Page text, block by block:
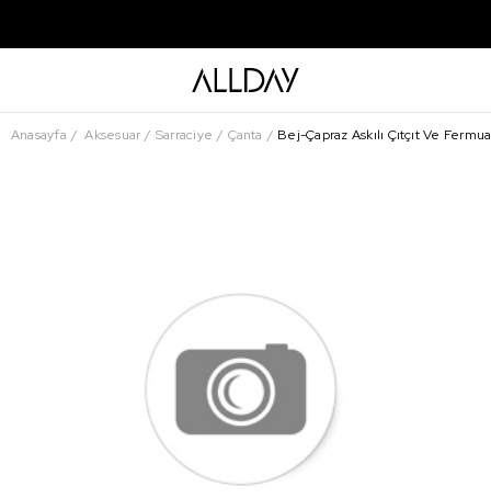
Anasayfa Aksesuar Sarraciye Çanta Bej-Çapraz Askılı Çıtçıt Ve